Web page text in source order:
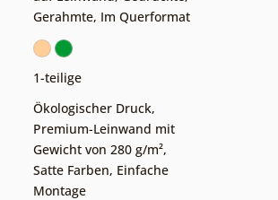
Gerahmte, Im Querformat
1-teilige
Ökologischer Druck,
Premium-Leinwand mit
Gewicht von 280 g/m²,
Satte Farben, Einfache
Montage